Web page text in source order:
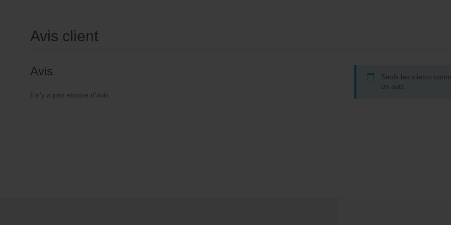
Avis client
Avis
Il n’y a pas encore d’avis.
Seuls les clients
un avis.